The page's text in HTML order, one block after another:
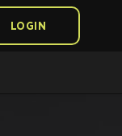
LOGIN